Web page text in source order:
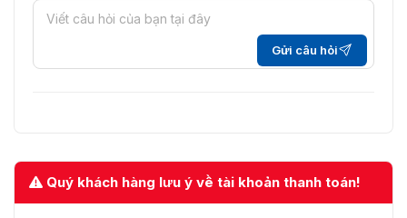
Gửi câu hỏi
Quý khách hàng lưu ý về tài khoản thanh toán!